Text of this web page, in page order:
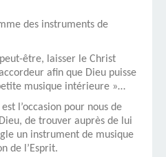
des instruments de
être, laisser le Christ
afin que Dieu puisse
musique intérieure »…
l’occasion pour nous de
de trouver auprès de lui
un instrument de musique
de l’Esprit.